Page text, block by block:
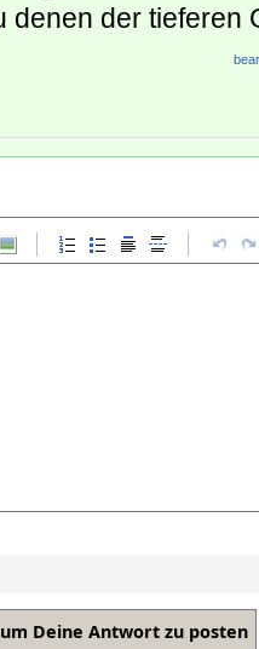
denen der tieferen